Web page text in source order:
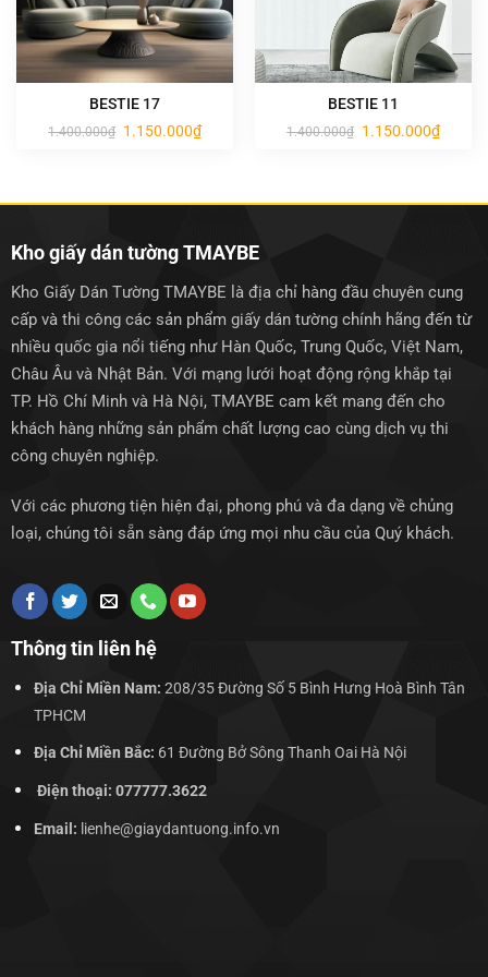
BESTIE 17
1.400.000₫ Giá
gốc
1.150.000₫Giá
hiện
BESTIE 11
1.400.000₫ Giá
gốc
1.150.000₫Giá
hiện
Kho giấy dán tường TMAYBE
Kho Giấy Dán Tường TMAYBE là địa chỉ hàng đầu chuyên cung
cấp và thi công các sản phẩm giấy dán tường chính hãng đến từ
nhiều quốc gia nổi tiếng như Hàn Quốc, Trung Quốc, Việt Nam,
Châu Âu và Nhật Bản. Với mạng lưới hoạt động rộng khắp tại
TP. Hồ Chí Minh và Hà Nội, TMAYBE cam kết mang đến cho
khách hàng những sản phẩm chất lượng cao cùng dịch vụ thi
công chuyên nghiệp.
Với các phương tiện hiện đại, phong phú và đa dạng về chủng
loại, chúng tôi sẵn sàng đáp ứng mọi nhu cầu của Quý khách.
Thông tin liên hệ
Địa Chỉ Miền Nam: 208/35 Đường Số 5 Bình Hưng Hoà Bình Tân
TPHCM
Địa Chỉ Miền Bắc: 61 Đường Bở Sông Thanh Oai Hà Nội
Điện thoại: 077777.3622
Email: lienhe@giaydantuong.info.vn